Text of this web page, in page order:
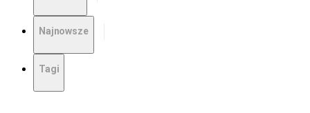
Najnowsze
Tagi